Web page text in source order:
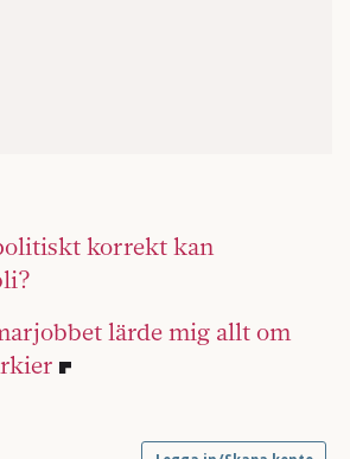
korrekt kan
lärde mig allt om